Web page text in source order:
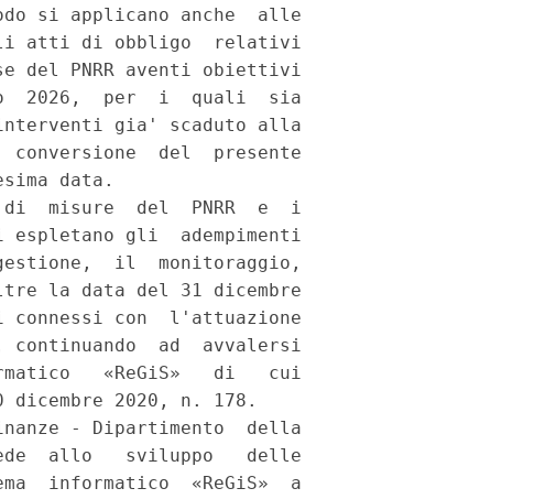
si applicano anche  alle
atti di obbligo  relativi
del PNRR aventi obiettivi
2026,  per  i  quali  sia
gia' scaduto alla
del  presente
data.
misure  del  PNRR  e  i
gli  adempimenti
il  monitoraggio,
la data del 31 dicembre
connessi con  l'attuazione
continuando  ad  avvalersi
«ReGiS»   di   cui
2020, n. 178.
- Dipartimento  della
allo   sviluppo   delle
informatico  «ReGiS»  a